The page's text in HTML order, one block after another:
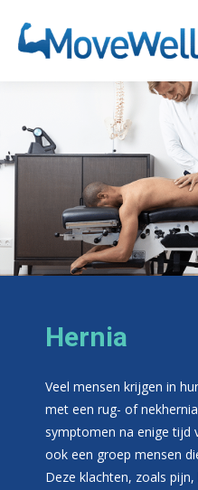
Hernia
Veel mensen krijgen in
met een rug- of
symptomen na enige tijd
ook een groep mensen
Deze klachten, zoals